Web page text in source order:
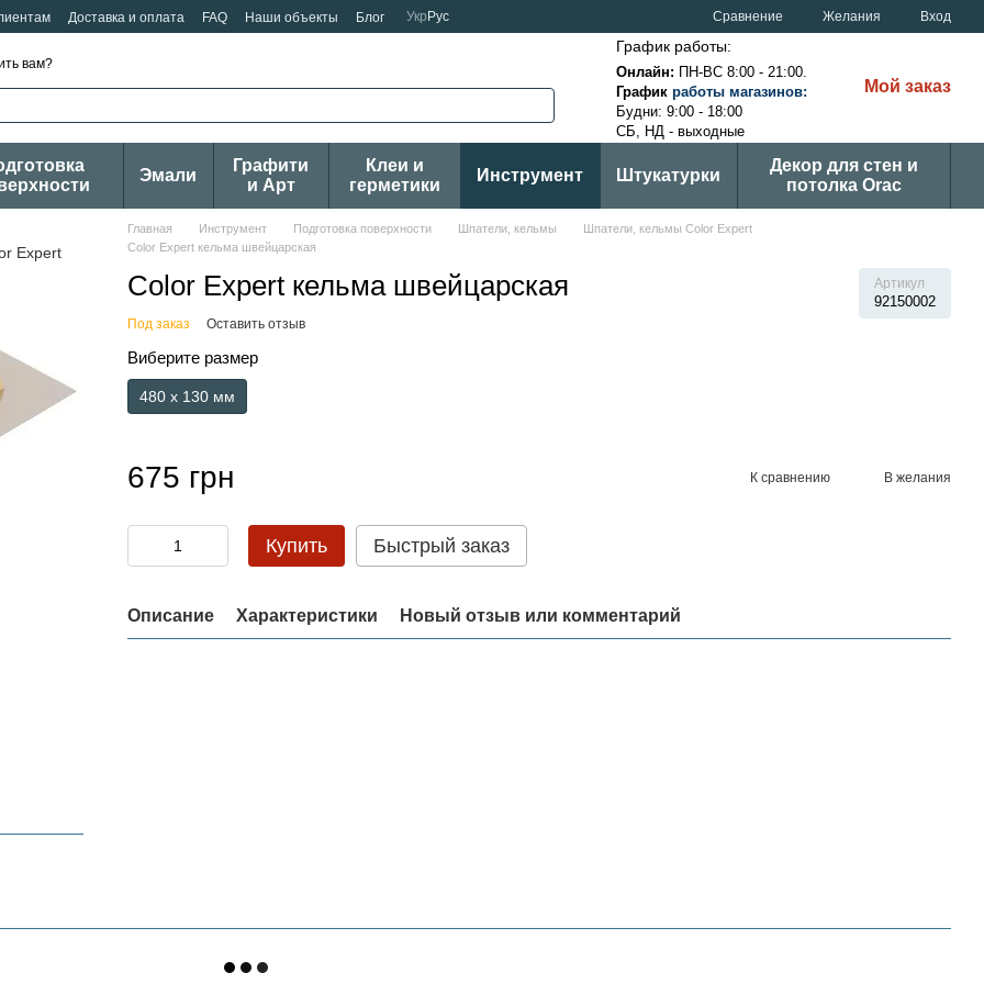
Доставка и оплата FAQ Наши объекты Блог Укр Рус Сравнение Желания Вход
вам?
График работы:
Онлайн: ПН-ВС 8:00 - 21:00.
График работы магазинов:
Будни: 9:00 - 18:00
СБ, НД - выходные
Мой заказ
Эмали
Графити
и Арт
Клеи и
герметики
Инструмент Штукатурки
Декор для стен и
потолка Orac
Главная Инструмент Подготовка поверхности Шпатели, кельмы
Шпатели, кельмы Color Expert
Color Expert кельма швейцарская
Color Expert кельма швейцарская Артикул
92150002
Под заказ Оставить отзыв
Виберите размер
480 х 130 мм
675 грн К сравнению В желания
Купить Быстрый заказ
Описание Характеристики Новый отзыв или комментарий